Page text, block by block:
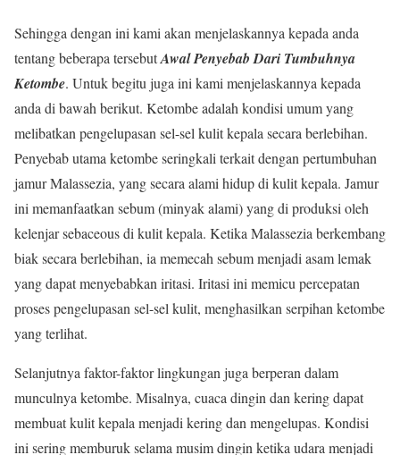
Sehingga dengan ini kami akan menjelaskannya kepada anda
tentang beberapa tersebutAwal Penyebab Dari Tumbuhnya
Ketombe. Untuk begitu juga ini kami menjelaskannya kepada
anda di bawah berikut. Ketombe adalah kondisi umum yang
melibatkan pengelupasan sel-sel kulit kepala secara berlebihan.
Penyebab utama ketombe seringkali terkait dengan pertumbuhan
jamur Malassezia, yang secara alami hidup di kulit kepala. Jamur
ini memanfaatkan sebum (minyak alami) yang di produksi oleh
kelenjar sebaceous di kulit kepala. Ketika Malassezia berkembang
biak secara berlebihan, ia memecah sebum menjadi asam lemak
yang dapat menyebabkan iritasi. Iritasi ini memicu percepatan
proses pengelupasan sel-sel kulit, menghasilkan serpihan ketombe
yang terlihat.
Selanjutnya faktor-faktor lingkungan juga berperan dalam
munculnya ketombe. Misalnya, cuaca dingin dan kering dapat
membuat kulit kepala menjadi kering dan mengelupas. Kondisi
ini sering memburuk selama musim dingin ketika udara menjadi